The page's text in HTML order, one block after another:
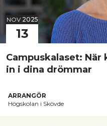
NOV 2025
13
Campuskalaset:
in i dina drömmar
ARRANGÖR
Högskolan i Skövde